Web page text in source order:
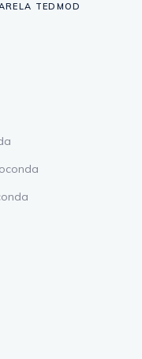
TEDMOD